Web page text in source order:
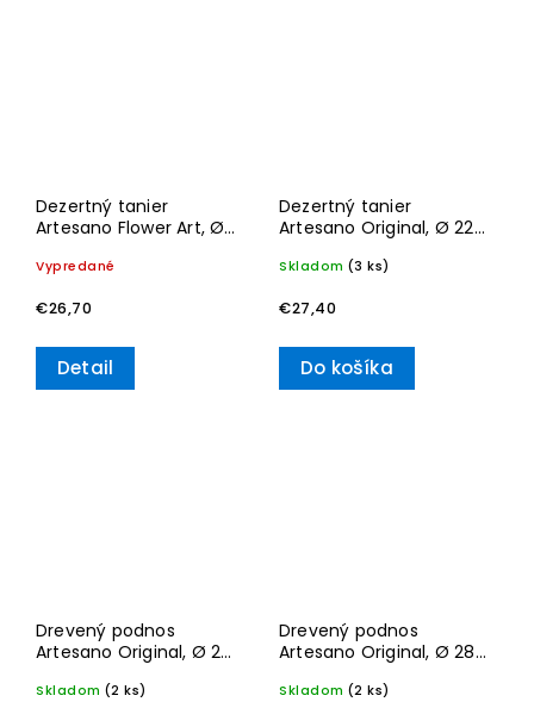
Dezertný tanier
Artesano Flower Art, Ø
Vypredané
€26,70
Detail
Dezertný tanier
Artesano Original, Ø 22
Skladom (3 ks)
€27,40
Do košíka
Drevený podnos
Artesano Original, Ø 24
Skladom (2 ks)
Drevený podnos
Artesano Original, Ø 28
Skladom (2 ks)